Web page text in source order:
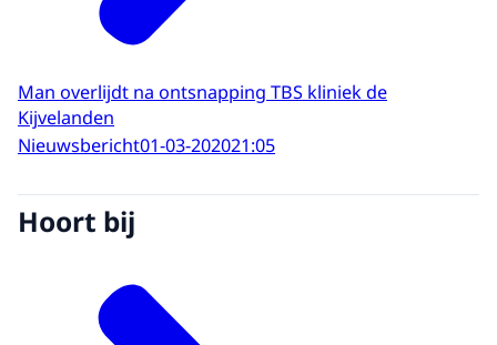
Man overlijdt na ontsnapping TBS kliniek de
Kijvelanden
Nieuwsbericht01-03-202021:05
Hoort bij